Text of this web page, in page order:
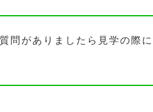
問がありましたら見学の際に